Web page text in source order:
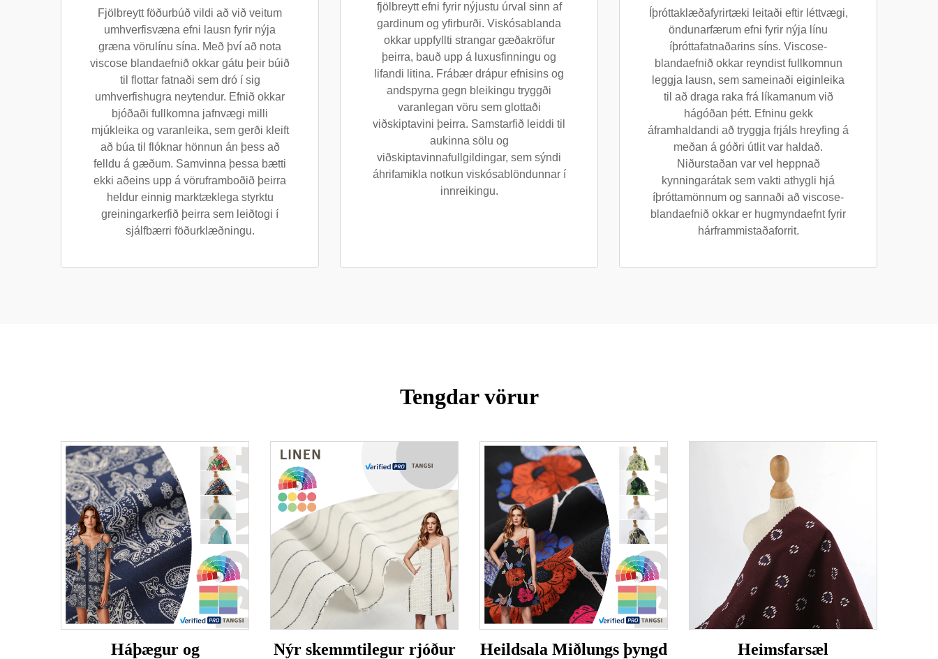
Fjölbreytt föðurbúð vildi að við veitum
umhverfisvæna efni lausn fyrir nýja
græna vörulínu sína. Með því að nota
viscose blandaefnið okkar gátu þeir búið
til flottar fatnaði sem dró í sig
umhverfishugra neytendur. Efnið okkar
bjóðaði fullkomna jafnvægi milli
mjúkleika og varanleika, sem gerði kleift
að búa til flóknar hönnun án þess að
felldu á gæðum. Samvinna þessa bætti
ekki aðeins upp á vöruframboðið þeirra
heldur einnig marktæklega styrktu
greiningarkerfið þeirra sem leiðtogi í
sjálfbærri föðurklæðningu.
fjölbreytt efni fyrir nýjustu úrval sinn af
gardinum og yfirburði. Viskósablanda
okkar uppfyllti strangar gæðakröfur
þeirra, bauð upp á luxusfinningu og
lifandi litina. Frábær drápur efnisins og
andspyrna gegn bleikingu tryggði
varanlegan vöru sem glottaði
viðskiptavini þeirra. Samstarfið leiddi til
aukinna sölu og
viðskiptavinnafullgildingar, sem sýndi
áhrifamikla notkun viskósablöndunnar í
innreikingu.
Íþróttaklæðafyrirtæki leitaði eftir léttvægi,
öndunarfærum efni fyrir nýja línu
íþróttafatnaðarins síns. Viscose-
blandaefnið okkar reyndist fullkomnun
leggja lausn, sem sameinaði eiginleika
til að draga raka frá líkamanum við
hágóðan þétt. Efninu gekk
áframhaldandi að tryggja frjáls hreyfing á
meðan á góðri útlit var haldað.
Niðurstaðan var vel heppnað
kynningarátak sem vakti athygli hjá
íþróttamönnum og sannaði að viscose-
blandaefnið okkar er hugmyndaefnt fyrir
hárframmistaðaforrit.
Tengdar vörur
Háþægur og
Nýr skemmtilegur rjóður
Heildsala Miðlungs þyngd
Heimsfarsæl